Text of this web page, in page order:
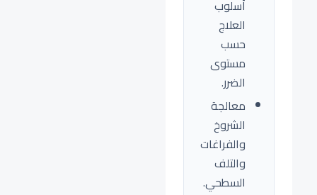
أسلوب
العلاج
حسب
مستوى
الضرر.
معالجة
الشروخ
والفراغات
والتلف
السطحي.